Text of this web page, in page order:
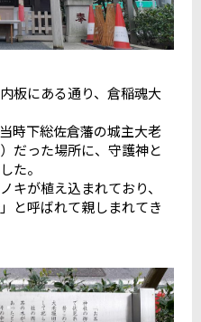
板にある通り、倉稲魂大
時下総佐倉藩の城主大老
だった場所に、守護神と
た。
キが植え込まれており、
と呼ばれて親しまれてき